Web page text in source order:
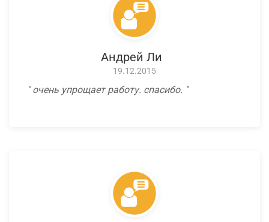
Андрей Ли
19.12.2015
очень упрощает работу. спасибо.